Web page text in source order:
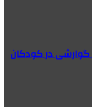
در کودکان